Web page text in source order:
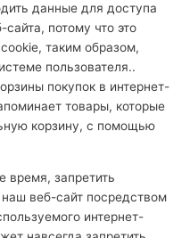
данные для доступа
потому что это
таким образом,
пользователя..
покупок в интернет-
товары, которые
корзину, с помощью
время, запретить
веб-сайт посредством
интернет-